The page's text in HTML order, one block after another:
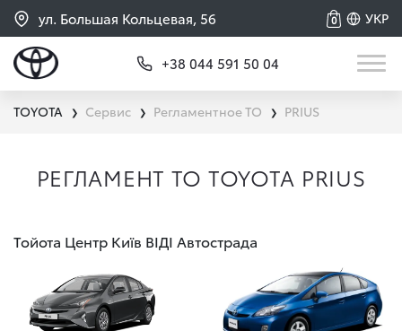
ул. Большая Кольцевая, 56 УКР
0
+38 044 591 50 04
TOYOTA ❯ Сервис ❯ Регламентное ТО ❯ PRIUS
РЕГЛАМЕНТ ТО TOYOTA PRIUS
Тойота Центр Київ ВІДІ Автострада